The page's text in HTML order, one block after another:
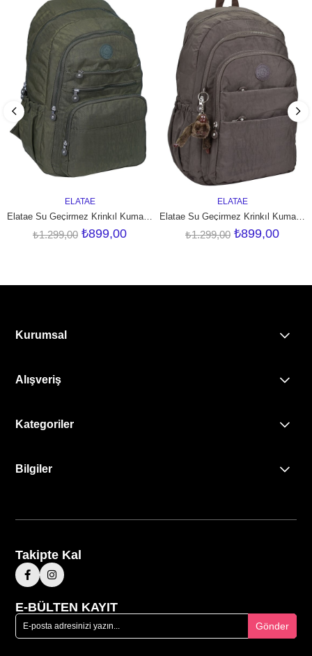
SEPETE EKLE
%31İndirim
ELATAE
₺899,00
₺1.299,00
SEPETE EKLE
%31İndirim
ELATAE
₺899,00
₺1.299,00
Kurumsal
Alışveriş
Kategoriler
Bilgiler
Takipte Kal
E-BÜLTEN KAYIT
Gönder